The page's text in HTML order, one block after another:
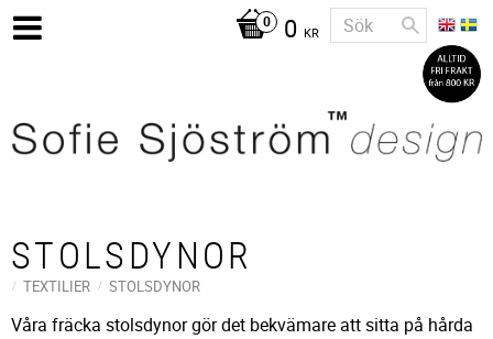
0 KR
STOLSDYNOR
TEXTILIER STOLSDYNOR
Våra fräcka stolsdynor gör det bekvämare att sitta på hårda